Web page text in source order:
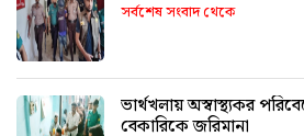
সর্বশেষ সংবাদ থেকে
ভার্থখলায় অস্বাস্থ্যকর পরিবেশে
বেকারিকে জরিমানা